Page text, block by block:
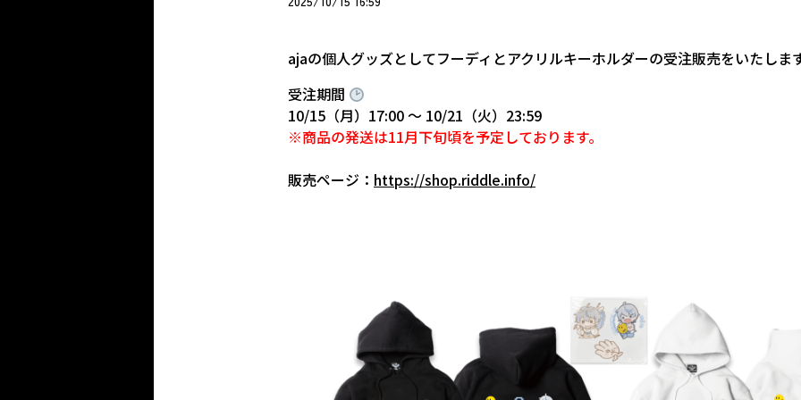
ajaの個人グッズとしてフーディとアクリルキーホルダーの受注販売をいたしま
受注期間
10/15（月）17:00 ～ 10/21（火）23:59
※商品の発送は11月下旬頃を予定しております。
販売ページ： https://shop.riddle.info/